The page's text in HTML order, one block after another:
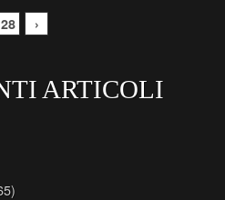
28 ›
ARTICOLI